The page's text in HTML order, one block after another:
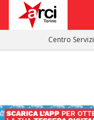
Centro Servizi